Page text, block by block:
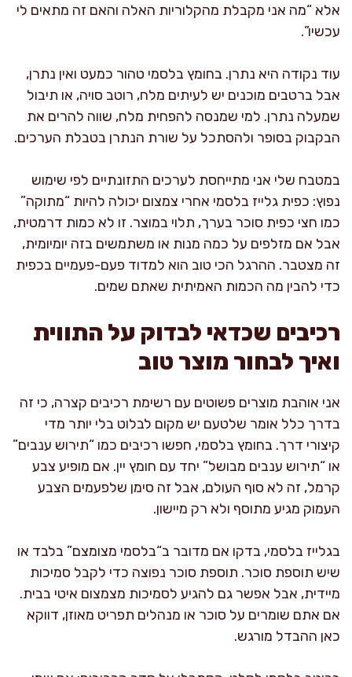
אלא “מה אני מקבלת מהקלוריות האלה והאם זה מתאים לי
עכשיו”.
עוד נקודה היא נתרן. בחומץ בלסמי טהור כמעט ואין נתרן,
אבל ברטבים מוכנים יש לעיתים מלח, רוטב סויה, או תיבול
שמעלה נתרן. למי שמנסה להפחית מלח, שווה להרים את
הבקבוק בסופר ולהסתכל על שורת הנתרן בטבלת הערכים.
במטבח שלי אני מתייחסת לערכים התזונתיים לפי שימוש
נפוץ: כפית גלייז בלסמי אחרי צמצום יכולה להיות “מתוקה”
כמו חצי כפית סוכר בערך, תלוי במוצר. זו לא כמות דרמטית,
אבל אם מזלפים על כמה מנות או משתמשים בזה יומיומית,
זה מצטבר. ההרגל הכי טוב הוא למדוד פעם-פעמיים בכפית
כדי להבין מה הכמות האמיתית שאתם שמים.
רכיבים שכדאי לבדוק על התווית
ואיך לבחור מוצר טוב
אני אוהבת מוצרים פשוטים עם רשימת רכיבים קצרה, כי זה
בדרך כלל אומר שלטעם יש מקום לבלוט בלי יותר מדי
קיצורי דרך. בחומץ בלסמי, חפשו רכיבים כמו “תירוש ענבים”
או “תירוש ענבים מבושל” יחד עם חומץ יין. אם מופיע צבע
קרמל, זה לא סוף העולם, אבל זה סימן שלפעמים הצבע
העמוק מגיע מתוסף ולא רק מיישון.
בגלייז בלסמי, בדקו אם מדובר ב“בלסמי מצומצם” בלבד או
שיש תוספת סוכר. תוספת סוכר נפוצה כדי לקבל סמיכות
מיידית, אבל אפשר גם להגיע לסמיכות מצמצום איטי בבית.
אם אתם שומרים על סוכר או מנהלים תפריט מאוזן, דווקא
כאן ההבדל מורגש.